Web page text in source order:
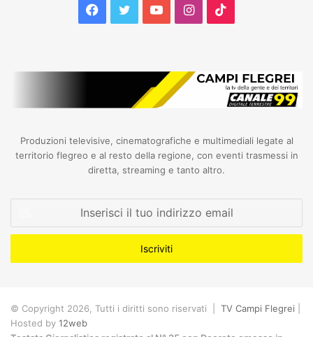
Facebook
TwitterYouTubeInstagram
Produzioni televisive, cinematografiche e multimediali legate al
territorio flegreo e al resto della regione, con eventi trasmessi in
diretta, streaming e tanto altro.
tuo
email
© Copyright 2026, Tutti i diritti sono riservati | TV Campi Flegrei
Hosted by 12web